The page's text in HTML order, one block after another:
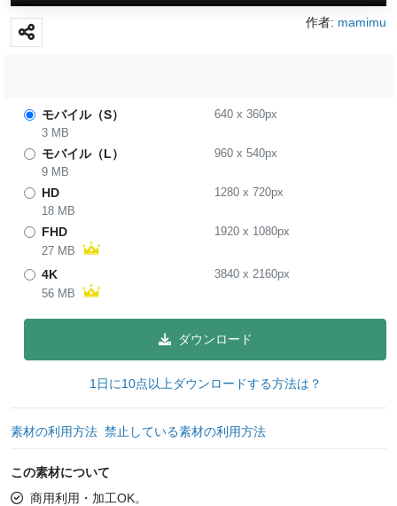
作者: mamimu
モバイル（S） 640x 360px
3 MB
モバイル（L） 960x 540px
9 MB
HD 1280x 720px
18 MB
FHD 1920x 1080px
27 MB
4K 3840x 2160px
56 MB
ダウンロード
1日に10点以上ダウンロードする方法は？
素材の利用方法 禁止している素材の利用方法
この素材について
商用利用・加工OK。